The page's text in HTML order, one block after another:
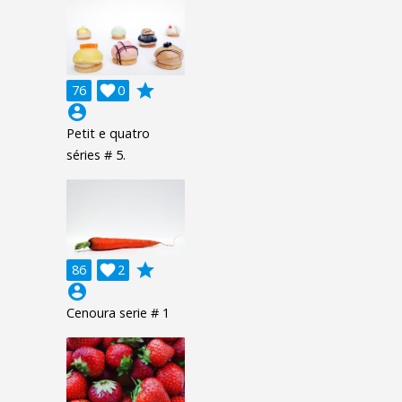
76 0

grade
account_circle
Petit e quatro
séries # 5.
86 2

grade
account_circle
Cenoura serie # 1